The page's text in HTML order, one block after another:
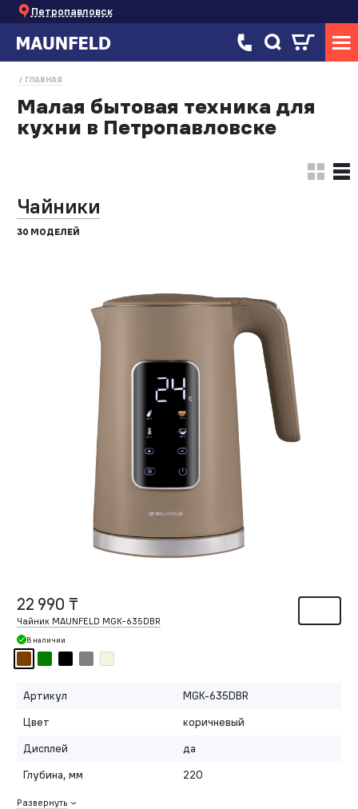
Петропавловск
ГЛАВНАЯ
Малая бытовая техника для
кухни в Петропавловске
Чайники
30 МОДЕЛЕЙ
22 990 ₸
Чайник MAUNFELD MGK-635DBR
В наличии
Артикул
MGK-635DBR
Цвет
коричневый
Дисплей
да
Глубина, мм
220
Развернуть